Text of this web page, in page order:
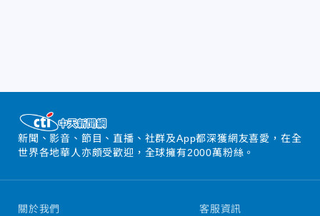
新聞、影音、節目、直播、社群及App都深獲網友喜愛，在全
世界各地華人亦頗受歡迎，全球擁有2000萬粉絲。
關於我們 客服資訊